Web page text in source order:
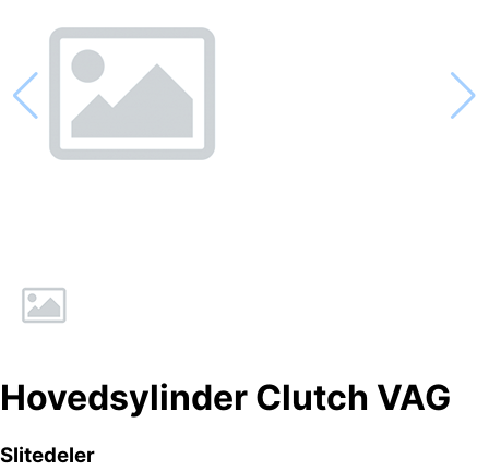
Hovedsylinder Clutch VAG
Slitedeler